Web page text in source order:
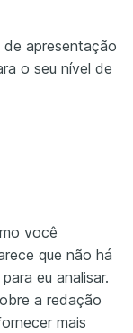
apresentação
o seu nível de
você
que não há
eu analisar.
a redação
mais